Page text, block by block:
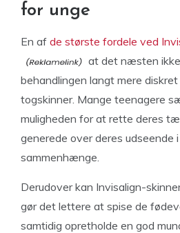
for unge
En af de største fordele ved
at det næsten
behandlingen langt mere
togskinner. Mange teenagere
muligheden for at rette deres
generede over deres udseende
sammenhænge.
Derudover kan Invisalign-
gør det lettere at spise de
samtidig opretholde en god